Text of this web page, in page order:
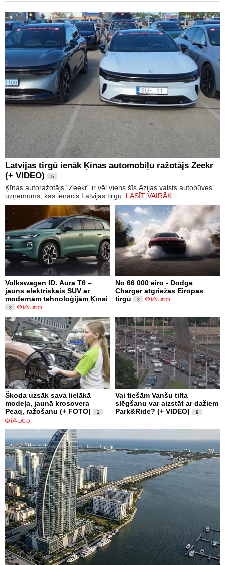
Latvijas tirgū ienāk Ķīnas automobiļu ražotājs Zeekr
(+ VIDEO)
5
Ķīnas autoražotājs "Zeekr" ir vēl viens šīs Āzijas valsts autobūves
uzņēmums, kas ienācis Latvijas tirgū. LASĪT VAIRĀK
Volkswagen ID. Aura T6 –
jauns elektriskais SUV ar
modernām tehnoloģijām Ķīnai
2
No 66 000 eiro - Dodge
Charger atgriežas Eiropas
tirgū
2
Škoda uzsāk sava lielākā
modeļa, jaunā krosovera
Peaq, ražošanu (+ FOTO)
1
Vai tiešām Vanšu tilta
slēgšanu var aizstāt ar dažiem
Park&Ride? (+ VIDEO)
6